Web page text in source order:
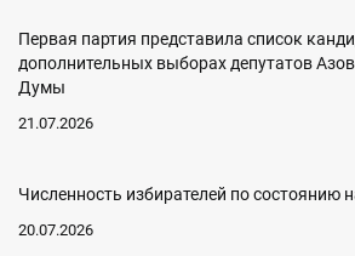
Первая партия представила список
дополнительных выборах депутатов
Думы
21.07.2026
Численность избирателей по состоянию
20.07.2026